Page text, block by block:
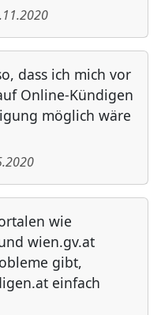
dass ich mich vor
Online-Kündigen
möglich wäre
wie
wien.gv.at
gibt,
einfach